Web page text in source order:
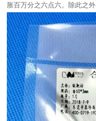
胀百万分之六点六。除此之